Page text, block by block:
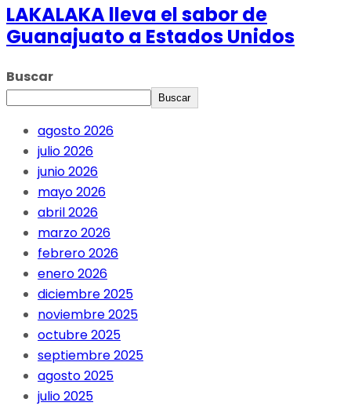
LAKALAKA lleva el sabor de
Guanajuato a Estados Unidos
Buscar
Buscar
agosto 2026
julio 2026
junio 2026
mayo 2026
abril 2026
marzo 2026
febrero 2026
enero 2026
diciembre 2025
noviembre 2025
octubre 2025
septiembre 2025
agosto 2025
julio 2025